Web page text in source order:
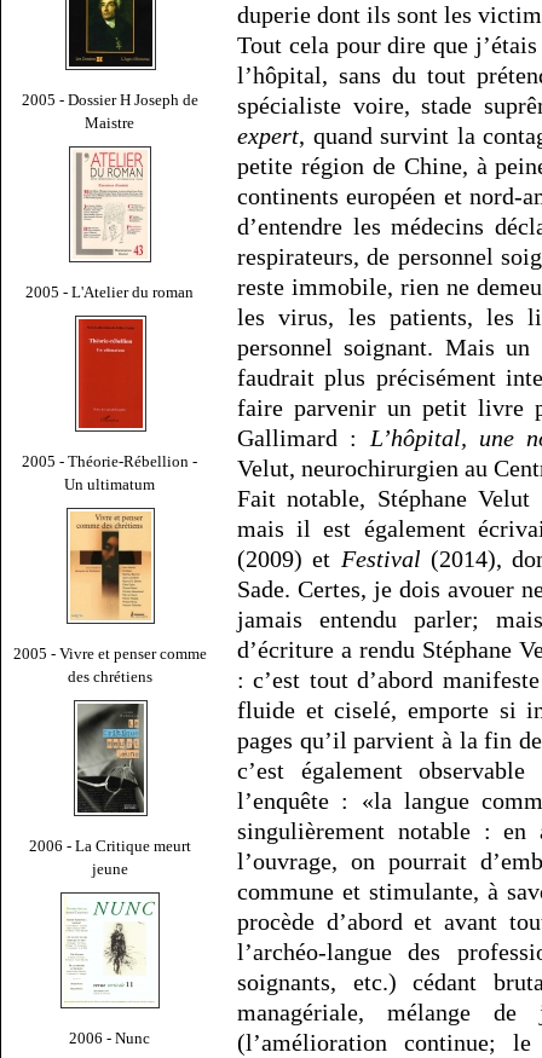
2005 - Dossier H Joseph de
Maistre
2005 - L'Atelier du roman
2005 - Théorie-Rébellion -
Un ultimatum
2005 - Vivre et penser comme
des chrétiens
2006 - La Critique meurt
jeune
2006 - Nunc
duperie dont ils sont les
Tout cela pour dire que
l’hôpital, sans du tout
spécialiste voire, stade
expert, quand survint la
petite région de Chine, à
continents européen et nord-
d’entendre les médecins
respirateurs, de personnel
reste immobile, rien ne
les virus, les patients, les
personnel soignant. Mais
faudrait plus précisément
faire parvenir un petit livre
Gallimard : L’hôpital, une
Velut, neurochirurgien au
Fait notable, Stéphane Velut
mais il est également
(2009) et Festival (2014),
Sade. Certes, je dois avouer
jamais entendu parler;
d’écriture a rendu Stéphane
: c’est tout d’abord
fluide et ciselé, emporte si
pages qu’il parvient à la fin
c’est également
l’enquête : «la langue
singulièrement notable :
l’ouvrage, on pourrait
commune et stimulante, à
procède d’abord et avant
l’archéo-langue des
soignants, etc.) cédant
managériale, mélange de
(l’amélioration continue;